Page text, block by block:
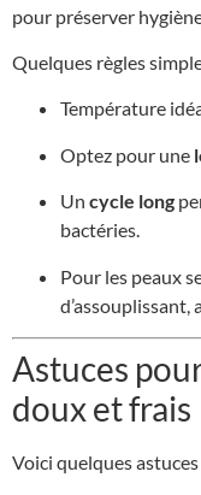
pour préserver
Quelques règles
Température
Optez pour une
Un cycle long
bactéries.
Pour les peaux
d’assouplissant,
Astuces
doux et frais
Voici quelques